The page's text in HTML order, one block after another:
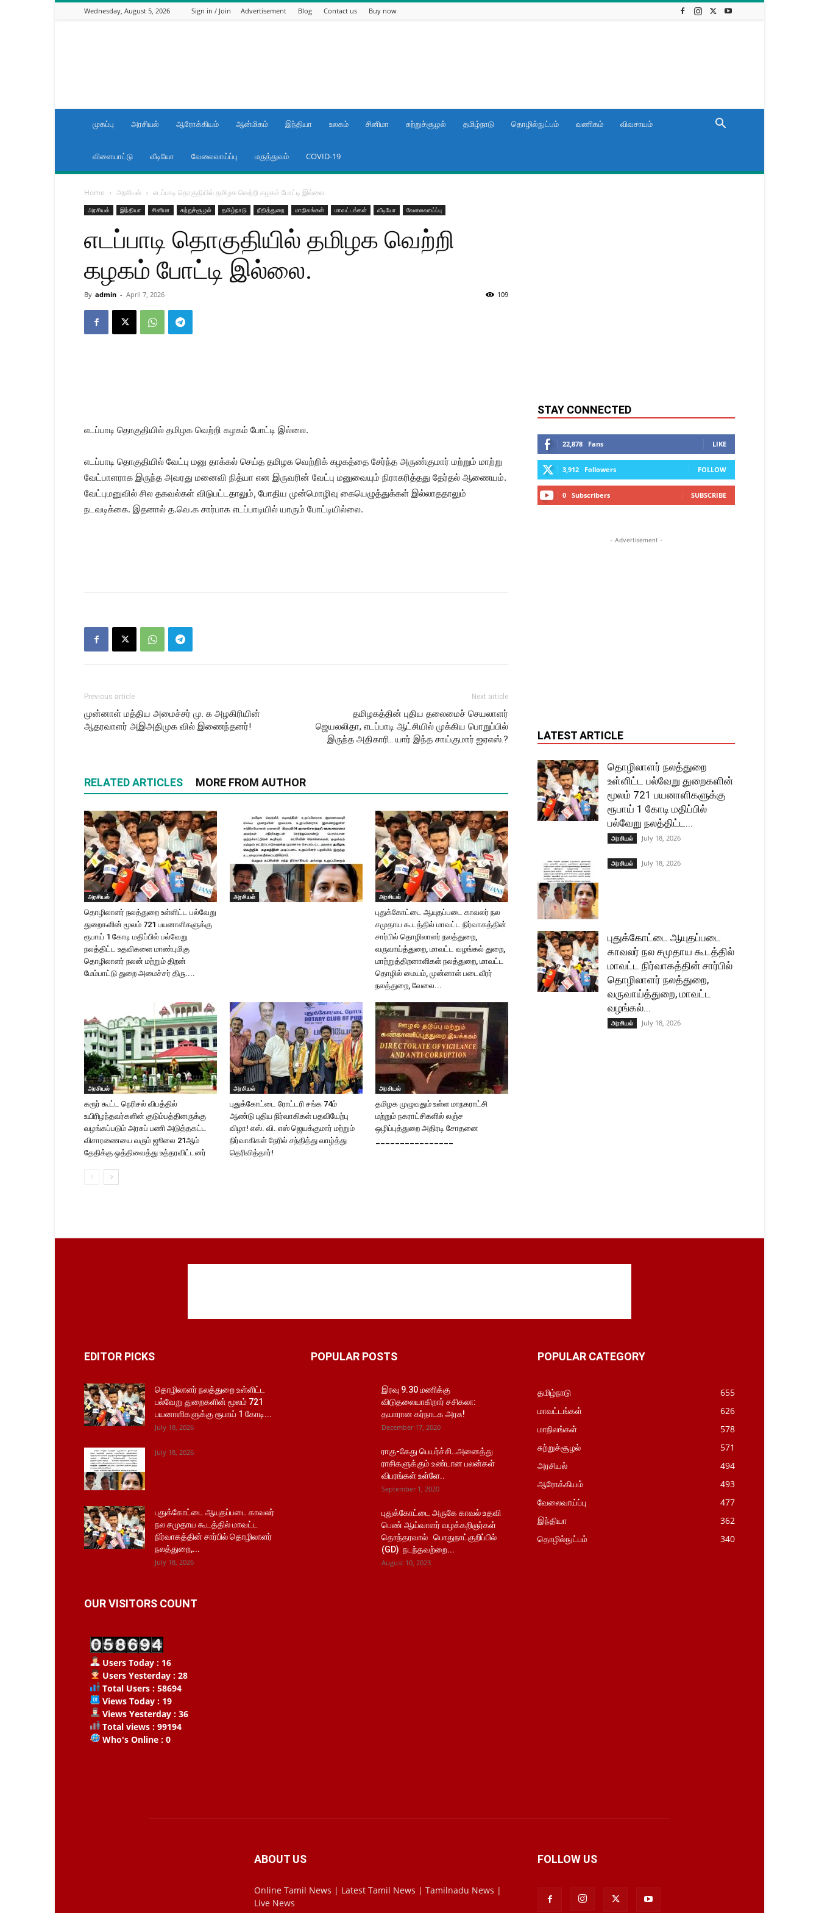
Wednesday, August 5, 2026 Sign in / Join Advertisement Blog Contact us Buy now
முகப்பு அரசியல் ஆரோக்கியம் ஆன்மிகம் இந்தியா உலகம் சினிமா சுற்றுச்சூழல் தமிழ்நாடு தொழில்நுட்பம் வணிகம் விவசாயம்
விளையாட்டு வீடியோ வேலைவாய்ப்பு மருத்துவம் COVID-19
Home அரசியல் எடப்பாடி தொகுதியில் தமிழக வெற்றி கழகம் போட்டி இல்லை.
அரசியல் இந்தியா சினிமா சுற்றுச்சூழல் தமிழ்நாடு நீதித்துறை மாநிலங்கள் மாவட்டங்கள் வீடியோ வேலைவாய்ப்பு
எடப்பாடி தொகுதியில் தமிழக வெற்றி
கழகம் போட்டி இல்லை.
By admin - April 7, 2026 109
எடப்பாடி தொகுதியில் தமிழக வெற்றி கழகம் போட்டி இல்லை.
எடப்பாடி தொகுதியில் வேட்பு மனு தாக்கல் செய்த தமிழக வெற்றிக் கழகத்தை சேர்ந்த அருண்குமார் மற்றும் மாற்று
வேட்பாளராக இருந்த அவரது மனைவி நித்யா என இருவரின் வேட்பு மனுவையும் நிராகரித்தது தேர்தல் ஆணையம்.
வேட்புமனுவில் சில தகவல்கள் விடுபட்டதாலும், போதிய முன்மொழிவு கையெழுத்துக்கள் இல்லாததாலும்
நடவடிக்கை. இதனால் த.வெ.க சார்பாக எடப்பாடியில் யாரும் போட்டியில்லை.
Previous article
முன்னாள் மத்திய அமைச்சர் மு. க அழகிரியின்
ஆதரவாளர் அஇஅதிமுக வில் இணைந்தனர்!
Next article
தமிழகத்தின் புதிய தலைமைச் செயலாளர்
ஜெயலலிதா, எடப்பாடி ஆட்சியில் முக்கிய பொறுப்பில்
இருந்த அதிகாரி.. யார் இந்த சாய்குமார் ஐஏஎஸ்.?
RELATED ARTICLES MORE FROM AUTHOR
அரசியல்
தொழிலாளர் நலத்துறை உள்ளிட்ட பல்வேறு
துறைகளின் மூலம் 721 பயனாளிகளுக்கு
ரூபாய் 1 கோடி மதிப்பில் பல்வேறு
நலத்திட்ட உதவிகளை மாண்புமிகு
தொழிலாளர் நலன் மற்றும் திறன்
மேம்பாட்டு துறை அமைச்சர் திரு....
அரசியல் அரசியல்
புதுக்கோட்டை ஆயுதப்படை காவலர் நல
சமுதாய கூடத்தில் மாவட்ட நிர்வாகத்தின்
சார்பில் தொழிலாளர் நலத்துறை,
வருவாய்த்துறை, மாவட்ட வழங்கல் துறை,
மாற்றுத்திறனாளிகள் நலத்துறை, மாவட்ட
தொழில் மையம், முன்னாள் படைவீரர்
நலத்துறை, வேலை...
அரசியல்
கரூர் கூட்ட நெரிசல் விபத்தில்
உயிரிழந்தவர்களின் குடும்பத்தினருக்கு
வழங்கப்படும் அரசுப் பணி அடுத்தகட்ட
விசாரணையை வரும் ஜூலை 21ஆம்
தேதிக்கு ஒத்திவைத்து உத்தரவிட்டனர்
அரசியல்
புதுக்கோட்டை ரோட்டரி சங்க 74ம்
ஆண்டு புதிய நிர்வாகிகள் பதவியேற்பு
விழா! எஸ். வி. எஸ் ஜெயக்குமார் மற்றும்
நிர்வாகிகள் நேரில் சந்தித்து வாழ்த்து
தெரிவித்தார்!
அரசியல்
தமிழக முழுவதும் உள்ள மாநகராட்சி
மற்றும் நகராட்சிகளில் லஞ்ச
ஒழிப்புத்துறை அதிரடி சோதனை
STAY CONNECTED
22,878 Fans LIKE
3,912 Followers FOLLOW
0 Subscribers SUBSCRIBE
- Advertisement -
LATEST ARTICLE
தொழிலாளர் நலத்துறை
உள்ளிட்ட பல்வேறு துறைகளின்
மூலம் 721 பயனாளிகளுக்கு
ரூபாய் 1 கோடி மதிப்பில்
பல்வேறு நலத்திட்ட...
அரசியல் July 18, 2026
அரசியல் July 18, 2026
புதுக்கோட்டை ஆயுதப்படை
காவலர் நல சமுதாய கூடத்தில்
மாவட்ட நிர்வாகத்தின் சார்பில்
தொழிலாளர் நலத்துறை,
வருவாய்த்துறை, மாவட்ட
வழங்கல்...
அரசியல் July 18, 2026
EDITOR PICKS
தொழிலாளர் நலத்துறை உள்ளிட்ட
பல்வேறு துறைகளின் மூலம் 721
பயனாளிகளுக்கு ரூபாய் 1 கோடி...
July 18, 2026
July 18, 2026
புதுக்கோட்டை ஆயுதப்படை காவலர்
நல சமுதாய கூடத்தில் மாவட்ட
நிர்வாகத்தின் சார்பில் தொழிலாளர்
நலத்துறை,...
July 18, 2026
OUR VISITORS COUNT
Users Today : 16
Users Yesterday : 28
Total Users : 58694
Views Today : 19
Views Yesterday : 36
Total views : 99194
Who's Online : 0
POPULAR POSTS
இரவு 9.30 மணிக்கு
விடுதலையாகிறார் சசிகலா:
தயாரான கர்நாடக அரசு!
December 17, 2020
ராகு-கேது பெயர்ச்சி..அனைத்து
ராசிகளுக்கும் உண்டான பலன்கள்
விபரங்கள் உள்ளே..
September 1, 2020
புதுக்கோட்டை அருகே காவல் உதவி
பெண் ஆய்வாளர் வழக்கறிஞர்கள்
தொந்தரவால் பொதுநாட்குறிப்பில்
(GD) நடந்தவற்றை...
August 10, 2023
POPULAR CATEGORY
தமிழ்நாடு
655
மாவட்டங்கள்
626
மாநிலங்கள்
578
சுற்றுச்சூழல்
571
அரசியல்
494
ஆரோக்கியம்
493
வேலைவாய்ப்பு
477
இந்தியா
362
தொழில்நுட்பம்
340
ABOUT US
Online Tamil News | Latest Tamil News | Tamilnadu News |
Live News
FOLLOW US